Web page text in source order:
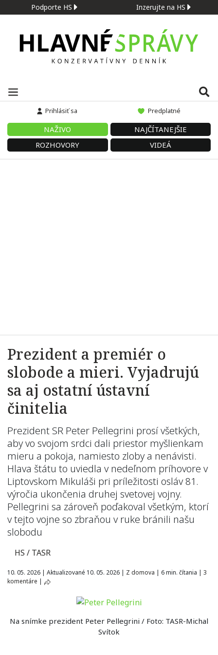
Podporte HS Inzerujte na HS
Prihlásiť sa Predplatné
NAŽIVO
NAJČÍTANEJŠIE
ROZHOVORY
VIDEÁ
Prezident a premiér o
slobode a mieri. Vyjadrujú
sa aj ostatní ústavní
činitelia
Prezident SR Peter Pellegrini prosí všetkých,
aby vo svojom srdci dali priestor myšlienkam
mieru a pokoja, namiesto zloby a nenávisti.
Hlava štátu to uviedla v nedeľnom príhovore v
Liptovskom Mikuláši pri príležitosti osláv 81.
výročia ukončenia druhej svetovej vojny.
Pellegrini sa zároveň poďakoval všetkým, ktorí
v tejto vojne so zbraňou v ruke bránili našu
slobodu
HS / TASR
10. 05. 2026 | Aktualizované 10. 05. 2026 | Z domova | 6 min. čítania | 3
komentáre |
Na snímke prezident Peter Pellegrini / Foto: TASR-Michal
Svítok